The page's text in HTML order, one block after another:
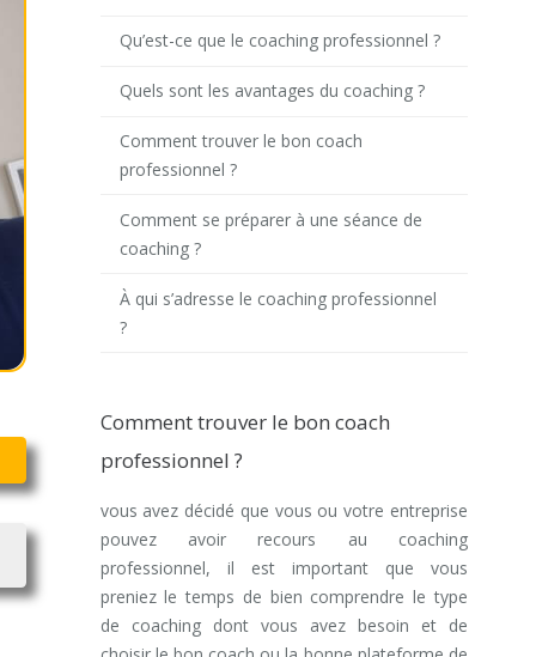
Qu’est-ce que le coaching professionnel ?
Quels sont les avantages du coaching ?
Comment trouver le bon coach
professionnel ?
Comment se préparer à une séance de
coaching ?
À qui s’adresse le coaching professionnel
?
Comment trouver le bon coach
professionnel ?
vous avez décidé que vous ou votre entreprise
pouvez avoir recours au coaching
professionnel, il est important que vous
preniez le temps de bien comprendre le type
de coaching dont vous avez besoin et de